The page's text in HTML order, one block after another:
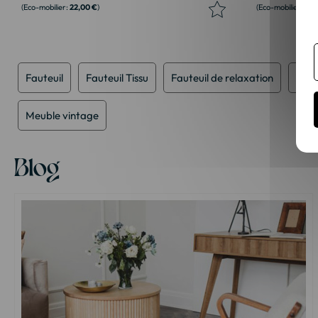
22,00 €
Fauteuil Fauteuil Tissu Fauteuil de relaxation
Meuble vintage
Blog